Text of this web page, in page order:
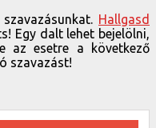
Hallgasd
Egy dalt lehet bejelölni,
az esetre a következő
szavazást!